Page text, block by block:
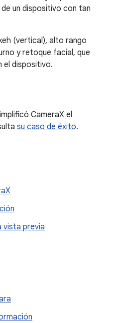
un dispositivo con tan
(vertical), alto rango
y retoque facial, que
el dispositivo.
CameraX el
su caso de éxito.
vista previa